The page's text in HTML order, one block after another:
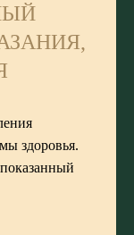
здоровья.